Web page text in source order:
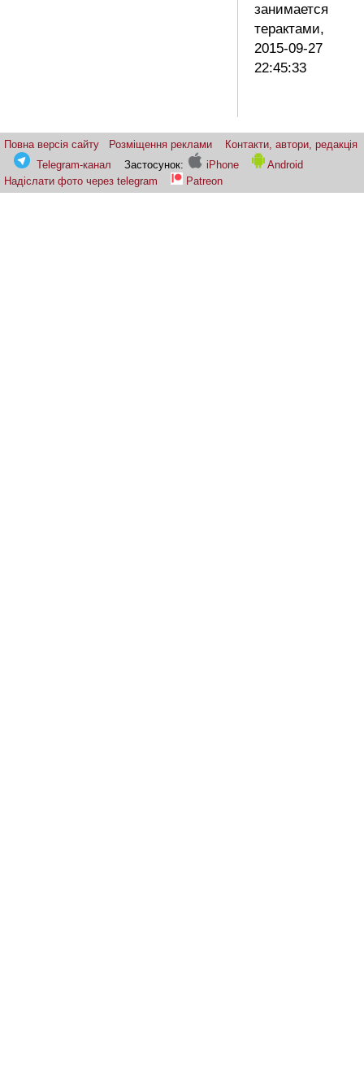
занимается
терактами,
2015-09-27
22:45:33
Повна версія сайту Розміщення реклами
Контакти, автори, редакція
Telegram-канал
Застосунок: iPhone
Android
Надіслати фото через telegram
Patreon